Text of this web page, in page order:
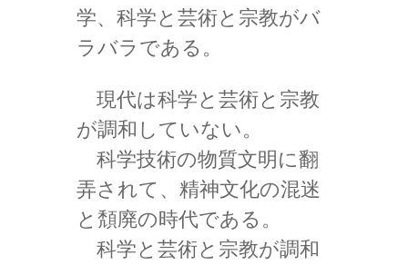
学、科学と芸術と宗教がバ
ラバラである。
現代は科学と芸術と宗教
が調和していない。
科学技術の物質文明に翻
弄されて、精神文化の混迷
と頽廃の時代である。
科学と芸術と宗教が調和